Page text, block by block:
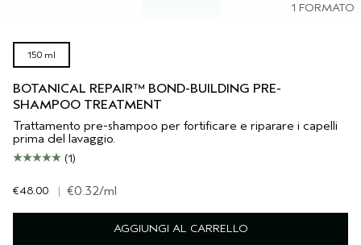
1 FORMATO
150 ml
BOTANICAL REPAIR™ BOND-BUILDING PRE-
SHAMPOO TREATMENT
Trattamento pre-shampoo per fortificare e riparare i capelli
prima del lavaggio.
(1)
€48.00 | €0.32/ml
AGGIUNGI AL CARRELLO